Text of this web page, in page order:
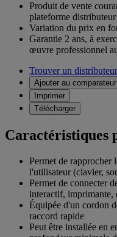
Produit de vente
plateforme distributeur
Variation du prix en
Garantie 2 ans, à
œuvre professionnel
Trouver un distributeur
Ajouter au comparateur
Imprimer
Télécharger
Caractéristiques
Permet de rapprocher
l'utilisateur (clavier,
Permet de connecter
interactif, imprimante,
Équipée d'un cordon
raccord rapide
Peut être installée en